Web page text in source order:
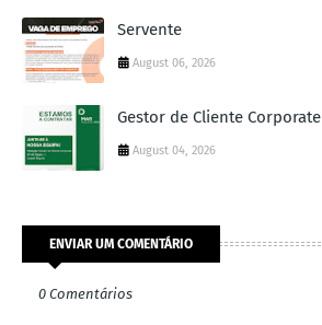
Servente
August 06, 2026
Gestor de Cliente Corporate
August 04, 2026
ENVIAR UM COMENTÁRIO
0 Comentários